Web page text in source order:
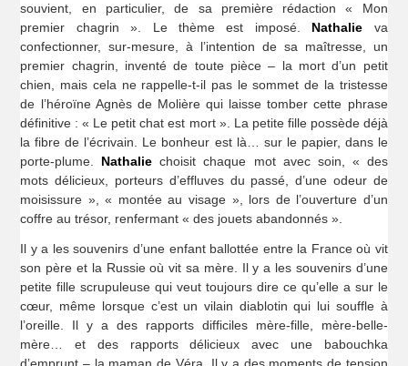
souvient, en particulier, de sa première rédaction « Mon
premier chagrin ». Le thème est imposé. Nathalie va
confectionner, sur-mesure, à l’intention de sa maîtresse, un
premier chagrin, inventé de toute pièce – la mort d’un petit
chien, mais cela ne rappelle-t-il pas le sommet de la tristesse
de l’héroïne Agnès de Molière qui laisse tomber cette phrase
définitive : « Le petit chat est mort ». La petite fille possède déjà
la fibre de l’écrivain. Le bonheur est là… sur le papier, dans le
porte-plume. Nathalie choisit chaque mot avec soin, « des
mots délicieux, porteurs d’effluves du passé, d’une odeur de
moisissure », « montée au visage », lors de l’ouverture d’un
coffre au trésor, renfermant « des jouets abandonnés ».
Il y a les souvenirs d’une enfant ballottée entre la France où vit
son père et la Russie où vit sa mère. Il y a les souvenirs d’une
petite fille scrupuleuse qui veut toujours dire ce qu’elle a sur le
cœur, même lorsque c’est un vilain diablotin qui lui souffle à
l’oreille. Il y a des rapports difficiles mère-fille, mère-belle-
mère… et des rapports délicieux avec une babouchka